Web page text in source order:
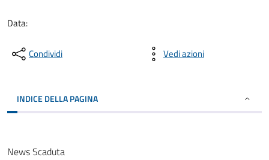
Data:
Condividi Vedi azioni
INDICE DELLA PAGINA
News Scaduta